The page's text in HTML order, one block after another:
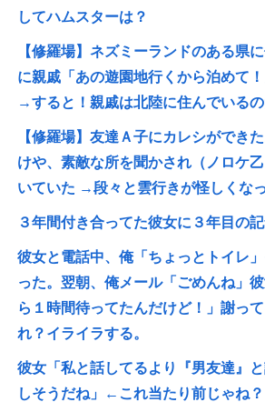
してハムスターは？
【修羅場】ネズミーランドのある県
に親戚「あの遊園地行くから泊めて！
→すると！親戚は北陸に住んでいる
【修羅場】友達Ａ子にカレシができ
けや、素敵な所を聞かされ（ノロケ
いていた →段々と雲行きが怪しくな
３年間付き合ってた彼女に３年目の
彼女と電話中、俺「ちょっとトイレ
った。翌朝、俺メール「ごめんね」
ら１時間待ってたんだけど！」謝っ
れ？イライラする。
彼女「私と話してるより『男友達』
しそうだね」←これ当たり前じゃね？